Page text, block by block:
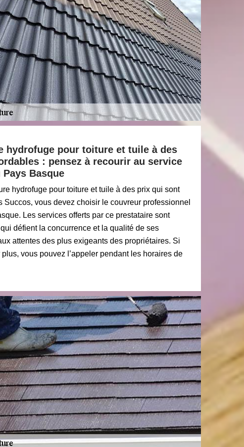
hydrofuge pour toiture et tuile à des
: pensez à recourir au service
Basque
hydrofuge pour toiture et tuile à des prix qui sont
Succos, vous devez choisir le couvreur professionnel
Les services offerts par ce prestataire sont
défient la concurrence et la qualité de ses
attentes des plus exigeants des propriétaires. Si
vous pouvez l’appeler pendant les horaires de